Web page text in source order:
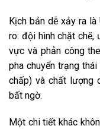
Kịch bản dễ xảy ra
ro: đội hình chặt chẽ,
vực và phản công
pha chuyển trạng
chấp) và chất lượng
bất ngờ.
Một chi tiết khác